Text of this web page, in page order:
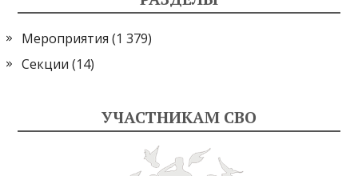
Мероприятия (1 379)
Секции (14)
УЧАСТНИКАМ СВО